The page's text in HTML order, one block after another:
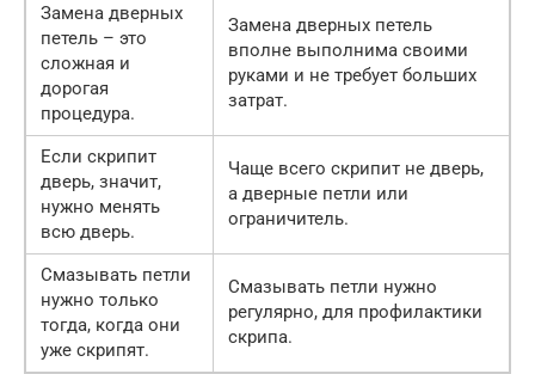
Замена дверных
петель – это
сложная и
дорогая
процедура.
Замена дверных петель
вполне выполнима своими
руками и не требует больших
затрат.
Если скрипит
дверь, значит,
нужно менять
всю дверь.
Чаще всего скрипит не дверь,
а дверные петли или
ограничитель.
Смазывать петли
нужно только
тогда, когда они
уже скрипят.
Смазывать петли нужно
регулярно, для профилактики
скрипа.